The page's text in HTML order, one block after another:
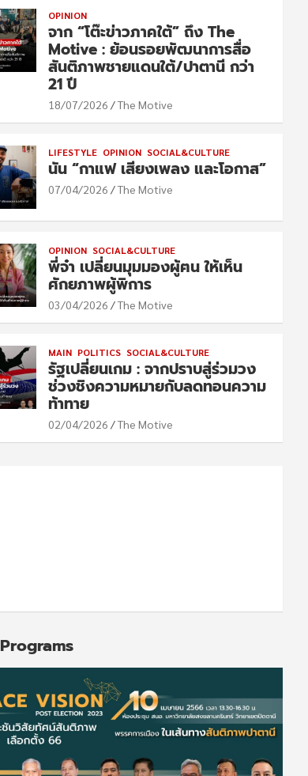
OPINION
จาก “โต๊ะข่าวภาคใต้” ถึง The
Motive : ย้อนรอยพัฒนาการสื่อ
สันติภาพชายแดนใต้/ปาตานี กว่า
21 ปี
18/07/2026 The Motive
LIFESTYLE OPINION SOCIAL&CULTURE
นัน “กาแฟ เสียงเพลง และโอกาส”
07/04/2026 The Motive
OPINION SOCIAL&CULTURE
พี่จ๋า เปลี่ยนมุมมองผู้ฅน ให้เห็น
ศักยภาพผู้พิการ
03/04/2026 The Motive
MAIN POLITICS SOCIAL&CULTURE
รัฐเปลี่ยนเกม : จากปราบสู่ร่วมวง
ช่วงชิงความหมายกับลดทอนความ
ท้าทาย
02/04/2026 The Motive